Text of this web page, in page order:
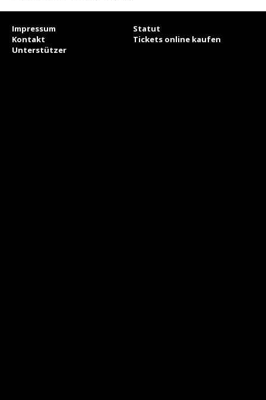
Impressum
Statut
Kontakt
Tickets online kaufen
Unterstützer